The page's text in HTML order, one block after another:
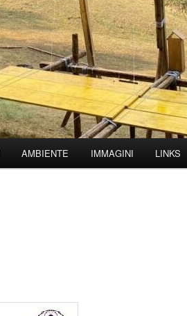
AMBIENTE IMMAGINI LINKS